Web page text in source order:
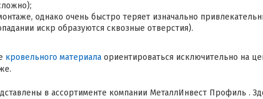
однако очень быстро теряет изначально
искр образуются сквозные отверстия).
кровельного материала ориентироваться исключительно на
в ассортименте компании МеталлИнвест Профиль .